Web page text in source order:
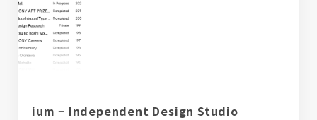
ium − Independent Design Studio